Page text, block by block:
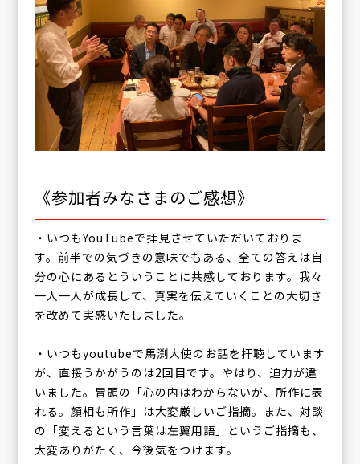
《参加者みなさまのご感想》
・いつもYouTubeで拝見させていただいておりま
す。前半での気づきの意味でもある、全ての答えは自
分の心にあるとういうことに共感しております。我々
一人一人が成長して、真実を伝えていくことの大切さ
を改めて実感いたしました。
・いつもyoutubeで馬渕大使のお話を拝聴しています
が、直接うかがうのは2回目です。やはり、迫力が違
いました。冒頭の「心の内はわからないが、所作に表
れる。顔相も所作」は大変厳しいご指摘。また、対談
の「変えるという言葉は左翼用語」というご指摘も、
大変ありがたく、今後気をつけます。